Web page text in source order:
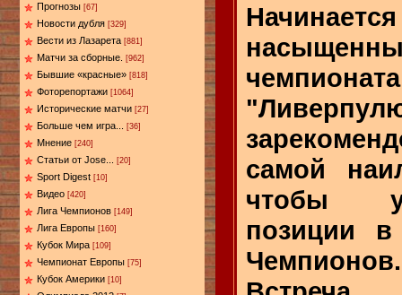
Прогнозы [67]
Новости дубля [329]
Вести из Лазарета [881]
Матчи за сборные. [962]
Бывшие «красные» [818]
Фоторепортажи [1064]
Исторические матчи [27]
Больше чем игра... [36]
Мнение [240]
Статьи от Jose... [20]
Sport Digest [10]
Видео [420]
Лига Чемпионов [149]
Лига Европы [160]
Кубок Мира [109]
Чемпионат Европы [75]
Кубок Америки [10]
самой
чтобы
позиции
Чемпионов.